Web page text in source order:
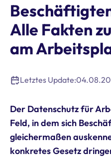
Alle Fakten
am
Letztes Update:
Der Datenschutz für
Feld, in dem sich
gleichermaßen
konkretes Gesetz